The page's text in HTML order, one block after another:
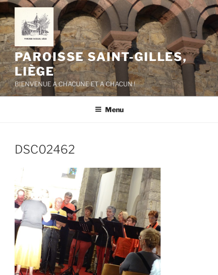
Aller
au
contenu
principal
PAROISSE SAINT-GILLES,
LIÈGE
BIENVENUE A CHACUNE ET A CHACUN !
Menu
DSC02462